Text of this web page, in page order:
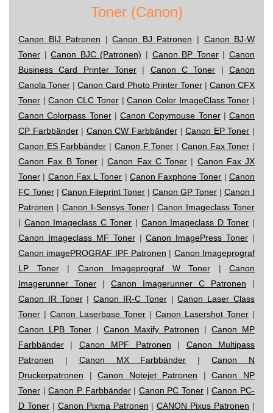
Toner (Canon)
Canon BIJ Patronen |Canon BJ Patronen | Canon BJ-W
Toner |Canon BJC (Patronen) | Canon BP Toner|Canon
Business Card Printer Toner | Canon C Toner |Canon
Canola Toner |Canon Card Photo Printer Toner| Canon CFX
Toner |Canon CLC Toner|Canon Color ImageClass Toner |
Canon Colorpass Toner| Canon Copymouse Toner| Canon
CP Farbbänder| Canon CW Farbbänder |Canon EP Toner |
Canon ES Farbbänder | Canon F Toner | Canon Fax Toner |
Canon Fax B Toner|Canon Fax C Toner | Canon Fax JX
Toner | Canon Fax L Toner | Canon Faxphone Toner |Canon
FC Toner | Canon Fileprint Toner | Canon GP Toner | Canon I
Patronen | Canon I-Sensys Toner|Canon Imageclass Toner
| Canon Imageclass C Toner | Canon Imageclass D Toner |
Canon Imageclass MF Toner|Canon ImagePress Toner |
Canon imagePROGRAF IPF Patronen | Canon Imageprograf
LP Toner| Canon Imageprograf W Toner | Canon
Imagerunner Toner | Canon Imagerunner C Patronen |
Canon IR Toner|Canon IR-C Toner|Canon Laser Class
Toner | Canon Laserbase Toner | Canon Lasershot Toner |
Canon LPB Toner | Canon Maxify Patronen | Canon MP
Farbbänder | Canon MPF Patronen | Canon Multipass
Patronen | Canon MX Farbbänder |Canon N
Druckerpatronen |Canon Notejet Patronen |Canon NP
Toner |Canon P Farbbänder| Canon PC Toner |Canon PC-
D Toner| Canon Pixma Patronen |CANON Pixus Patronen |